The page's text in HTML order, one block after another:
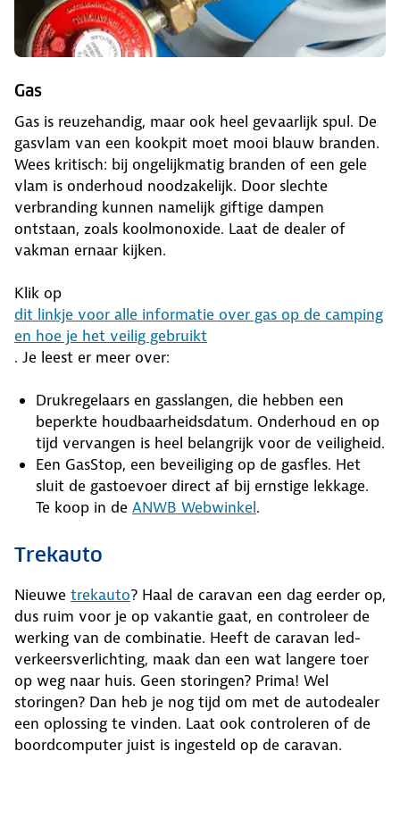
Gas
Gas is reuzehandig, maar ook heel gevaarlijk spul. De
gasvlam van een kookpit moet mooi blauw branden.
Wees kritisch: bij ongelijkmatig branden of een gele
vlam is onderhoud noodzakelijk. Door slechte
verbranding kunnen namelijk giftige dampen
ontstaan, zoals koolmonoxide. Laat de dealer of
vakman ernaar kijken.
Klik op
dit linkje voor alle informatie over gas op de camping
en hoe je het veilig gebruikt
. Je leest er meer over:
Drukregelaars en gasslangen, die hebben een
beperkte houdbaarheidsdatum. Onderhoud en op
tijd vervangen is heel belangrijk voor de veiligheid.
Een GasStop, een beveiliging op de gasfles. Het
sluit de gastoevoer direct af bij ernstige lekkage.
Te koop in de ANWB Webwinkel.
Trekauto
Nieuwe trekauto? Haal de caravan een dag eerder op,
dus ruim voor je op vakantie gaat, en controleer de
werking van de combinatie. Heeft de caravan led-
verkeersverlichting, maak dan een wat langere toer
op weg naar huis. Geen storingen? Prima! Wel
storingen? Dan heb je nog tijd om met de autodealer
een oplossing te vinden. Laat ook controleren of de
boordcomputer juist is ingesteld op de caravan.